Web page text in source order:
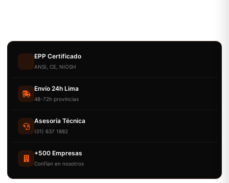
EPP Certificado
ANSI, CE, NIOSH
Envío 24h Lima
48-72h provincias
Asesoría Técnica
(01) 637 1882
+500 Empresas
Confían en nosotros